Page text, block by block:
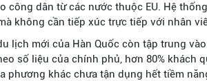
công dân từ các nước thuộc EU. Hệ
không cần tiếp xúc trực tiếp với nhân
lịch mới của Hàn Quốc còn tập trung
số liệu của chính phủ, hơn 80% khách
phương khác chưa tận dụng hết tiềm